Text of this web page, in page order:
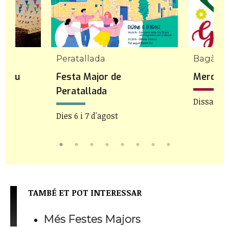
Peratallada
Festa Major de
Peratallada
Dies 6 i 7 d'agost
Bagà
Mercat
Dissabte
TAMBÉ ET POT INTERESSAR
Més Festes Majors